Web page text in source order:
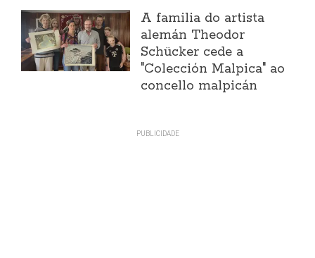
A familia do artista
alemán Theodor
Schücker cede a
"Colección Malpica" ao
concello malpicán